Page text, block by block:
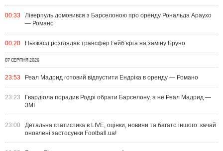
00:33
Ліверпуль домовився з Барселоною про оренду Рональда Араухо
— Романо
00:20 Ньюкасл розглядає трансфер Гейб’єрга на заміну Бруно
07 СЕРПНЯ 2026
23:53 Реал Мадрид готовий відпустити Ендріка в оренду — Романо
23:23
Гвардіола порадив Родрі обрати Барселону, а не Реал Мадрид —
ЗМІ
23:00
Детальна статистика в LIVE, оцінки, новини та багато іншого: качай
оновлені застосунки Football.ua!